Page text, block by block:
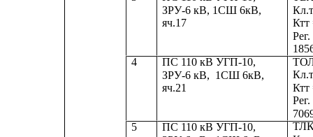
ЗРУ-6 кВ, 1СШ 6кВ,
яч.17
4
ПС 110 кВ УГП-10,
ЗРУ-6 кВ, 1СШ 6кВ,
яч.21
5
ПС 110 кВ УГП-10,
Ктт
Ктт